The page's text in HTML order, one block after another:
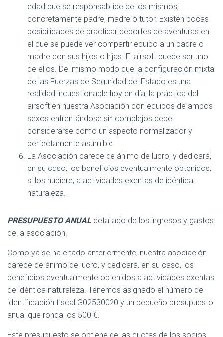
edad que se responsabilice de los mismos,
concretamente padre, madre ó tutor. Existen pocas
posibilidades de practicar deportes de aventuras en
el que se puede ver compartir equipo a un padre o
madre con sus hijos o hijas. El airsoft puede ser uno
de ellos. Del mismo modo que la configuración mixta
de las Fuerzas de Seguridad del Estado es una
realidad incuestionable hoy en día, la práctica del
airsoft en nuestra Asociación con equipos de ambos
sexos enfrentándose sin complejos debe
considerarse como un aspecto normalizador y
perfectamente asumible.
La Asociación carece de ánimo de lucro, y dedicará,
en su caso, los beneficios eventualmente obtenidos,
si los hubiere, a actividades exentas de idéntica
naturaleza.
PRESUPUESTO ANUAL detallado de los ingresos y gastos
de la asociación.
Como ya se ha citado anteriormente, nuestra asociación
carece de ánimo de lucro, y dedicará, en su caso, los
beneficios eventualmente obtenidos a actividades exentas
de idéntica naturaleza. Tenemos asignado el número de
identificación fiscal G02530020 y un pequeño presupuesto
anual que ronda los 500 €.
Este presupuesto se obtiene de las cuotas de los socios,